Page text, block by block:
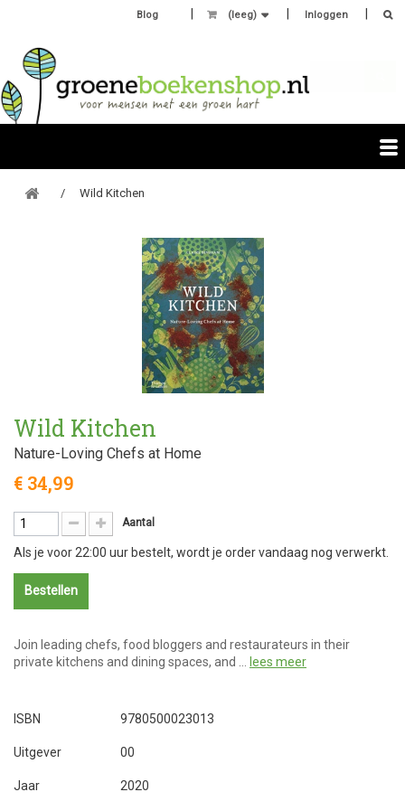
Inloggen
(leeg)
Blog
Wild Kitchen
Wild Kitchen
Nature-Loving Chefs at Home
€ 34,99
Aantal
Als je voor 22:00 uur bestelt, wordt je order vandaag nog verwerkt.
Bestellen
Join leading chefs, food bloggers and restaurateurs in their
private kitchens and dining spaces, and …
lees meer
ISBN 9780500023013
Uitgever 00
Jaar 2020